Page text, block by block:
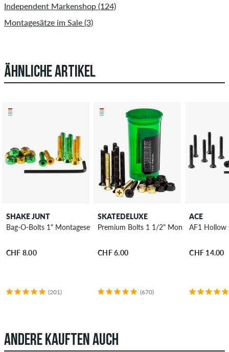
Independent Markenshop (124)
Montagesätze im Sale (3)
ÄHNLICHE ARTIKEL
SHAKE JUNT
Bag-O-Bolts 1" Montageset Innensechskant
CHF 8.00
(201)
SKATEDELUXE
Premium Bolts 1 1/2" Montageset
CHF 6.00
(670)
ACE
AF1 Hollow
CHF 14.00
ANDERE KAUFTEN AUCH